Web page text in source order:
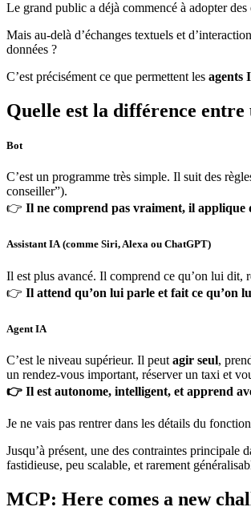
Le grand public a déjà commencé à adopter
Mais au-delà d’échanges textuels et
données ?
C’est précisément ce que permettent les agents
Quelle est la différence
Bot
C’est un programme très simple. Il suit des
conseiller”).
👉 Il ne comprend pas vraiment, il applique
Assistant IA (comme Siri, Alexa ou ChatGPT)
Il est plus avancé. Il comprend ce qu’on lui dit,
👉 Il attend qu’on lui parle et fait ce qu’on
Agent IA
C’est le niveau supérieur. Il peut agir seul,
un rendez-vous important, réserver un taxi et
👉 Il est autonome, intelligent, et apprend
Je ne vais pas rentrer dans les détails du
Jusqu’à présent, une des contraintes principale
fastidieuse, peu scalable, et rarement
MCP: Here comes a new